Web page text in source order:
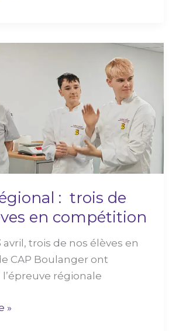
: trois de
en compétition
avril, trois de nos élèves en
CAP Boulanger ont
régionale
»